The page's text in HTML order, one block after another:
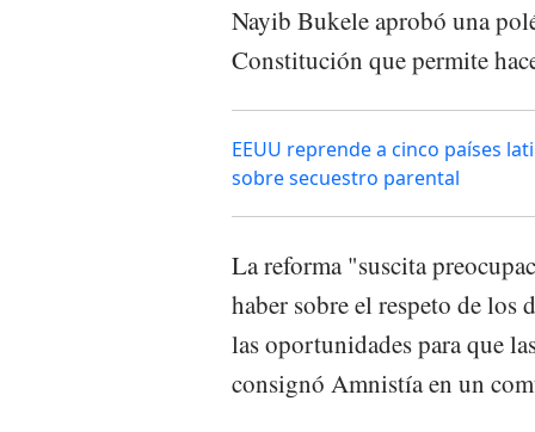
Nayib Bukele aprobó una
Constitución que permite
EEUU reprende a cinco países
sobre secuestro parental
La reforma "suscita
haber sobre el respeto de
las oportunidades para que
consignó Amnistía en un